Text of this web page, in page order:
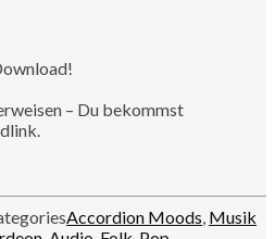
– Du bekommst
Accordion Moods, Musik